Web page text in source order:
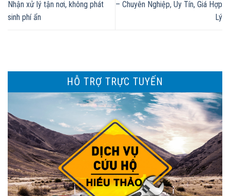
Nhận xử lý tận nơi, không phát
sinh phí ẩn
– Chuyên Nghiệp, Uy Tín, Giá Hợp
Lý
HỖ TRỢ TRỰC TUYẾN